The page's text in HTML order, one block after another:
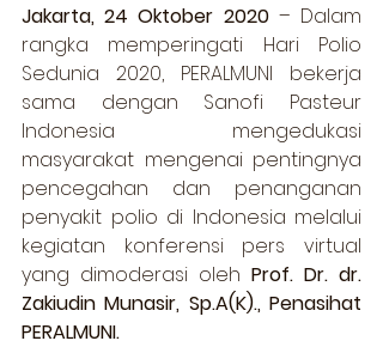
Jakarta, 24 Oktober 2020 – Dalam
rangka memperingati Hari Polio
Sedunia 2020, PERALMUNI bekerja
sama dengan Sanofi Pasteur
Indonesia mengedukasi
masyarakat mengenai pentingnya
pencegahan dan penanganan
penyakit polio di Indonesia melalui
kegiatan konferensi pers virtual
yang dimoderasi oleh Prof. Dr. dr.
Zakiudin Munasir, Sp.A(K)., Penasihat
PERALMUNI.